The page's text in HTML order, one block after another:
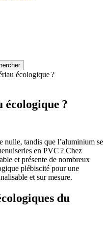
écologique ?
?
nulle, tandis que l’aluminium se
en PVC ? Chez
et présente de nombreux
plébiscité pour une
et sur mesure.
du